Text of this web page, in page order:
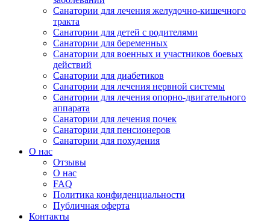
Санатории для лечения желудочно-кишечного
тракта
Санатории для детей с родителями
Санатории для беременных
Санатории для военных и участников боевых
действий
Санатории для диабетиков
Санатории для лечения нервной системы
Санатории для лечения опорно-двигательного
аппарата
Санатории для лечения почек
Санатории для пенсионеров
Санатории для похудения
О нас
Отзывы
О нас
FAQ
Политика конфиденциальности
Публичная оферта
Контакты